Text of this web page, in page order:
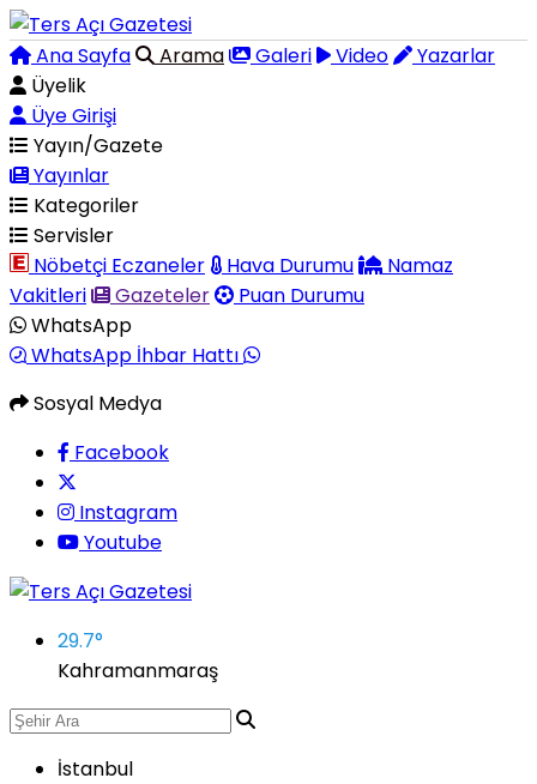
Ana Sayfa Arama Galeri Video
Yazarlar
Üyelik
Üye Girişi
Yayın/Gazete
Yayınlar
Kategoriler
Servisler
Nöbetçi Eczaneler
Hava Durumu
Namaz
Vakitleri
Gazeteler
Puan Durumu
WhatsApp
WhatsApp İhbar Hattı
Sosyal Medya
Facebook
Instagram
Youtube
29.7°
Kahramanmaraş
İstanbul